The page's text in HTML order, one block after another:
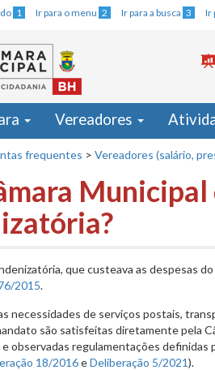
1 Ir para o menu 2 Ir para a busca 3 Ir
Vereadores
frequentes > Vereadores (salário,
que custeava as despesas
2015.
necessidades de serviços postais,
são satisfeitas diretamente pela
e observadas regulamentações definidas
18/2016eDeliberação 5/2021).